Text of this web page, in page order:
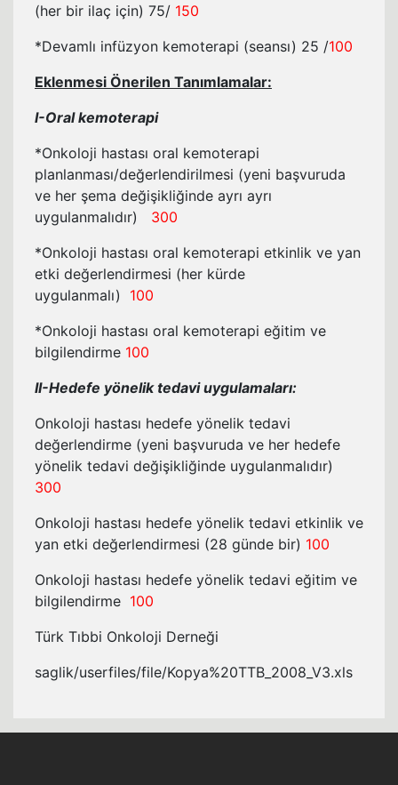
(her bir ilaç için) 75/ 150
*Devamlı infüzyon kemoterapi (seansı) 25 /100
Eklenmesi Önerilen Tanımlamalar:
I-Oral kemoterapi
*Onkoloji hastası oral kemoterapi
planlanması/değerlendirilmesi (yeni başvuruda
ve her şema değişikliğinde ayrı ayrı
uygulanmalıdır) 300
*Onkoloji hastası oral kemoterapi etkinlik ve yan
etki değerlendirmesi (her kürde
uygulanmalı) 100
*Onkoloji hastası oral kemoterapi eğitim ve
bilgilendirme 100
II-Hedefe yönelik tedavi uygulamaları:
Onkoloji hastası hedefe yönelik tedavi
değerlendirme (yeni başvuruda ve her hedefe
yönelik tedavi değişikliğinde uygulanmalıdır)
300
Onkoloji hastası hedefe yönelik tedavi etkinlik ve
yan etki değerlendirmesi (28 günde bir) 100
Onkoloji hastası hedefe yönelik tedavi eğitim ve
bilgilendirme 100
Türk Tıbbi Onkoloji Derneği
saglik/userfiles/file/Kopya%20TTB_2008_V3.xls